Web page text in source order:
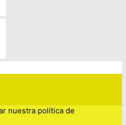
nuestra política de